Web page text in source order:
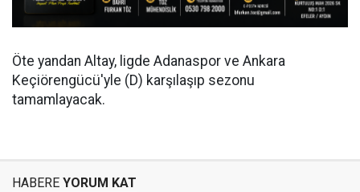
Öte yandan Altay, ligde Adanaspor ve Ankara
Keçiörengücü'yle (D) karşılaşıp sezonu
tamamlayacak.
HABERE YORUM KAT